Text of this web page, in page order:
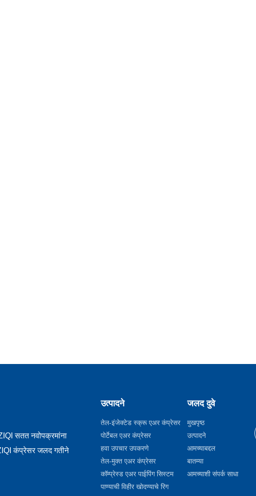
सतत नवोपक्रमांना
ZIQI कंप्रेसर जलद गतीने
उत्पादने
तेल-इंजेक्टेड स्क्रू एअर कंप्रेसर
पोर्टेबल एअर कंप्रेसर
हवा उपचार उपकरणे
तेल-मुक्त एअर कंप्रेसर
कॉम्प्रेस्ड एअर पाईपिंग सिस्टम
पाण्याची विहीर खोदण्याचे रिग
जलद दुवे
मुखपृष्ठ
उत्पादने
आमच्याबद्दल
बातम्या
आमच्याशी संपर्क साधा